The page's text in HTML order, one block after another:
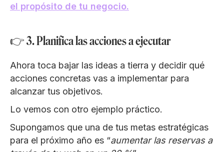
el propósito de tu negocio.
👉 3. Planifica las acciones a ejecutar
Ahora toca bajar las ideas a tierra y decidir qué
acciones concretas vas a implementar para
alcanzar tus objetivos.
Lo vemos con otro ejemplo práctico.
Supongamos que una de tus metas estratégicas
para el próximo año es “aumentar las reservas a